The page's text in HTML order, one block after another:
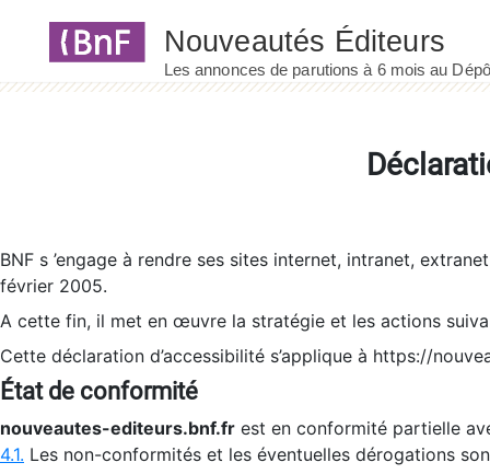
BNF s ’engage à rendre ses sites internet, intranet,
février 2005.
A cette fin, il met en œuvre la stratégie et les actions
Cette déclaration d’accessibilité s’applique à https://
État de conformité
nouveautes-editeurs.bnf.fr est en conformité partielle
4.1. Les non-conformités et les éventuelles dérogations